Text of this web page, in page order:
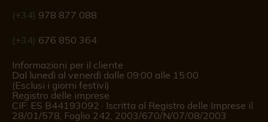
(+34) 978 877 088
(+34) 676 850 364
Informazioni per il cliente
Dal lunedì al venerdì dalle 09:00 alle 15:00
(Esclusi i giorni festivi)
Registro delle imprese
CIF: ES B44193092 · Iscritta al Registro delle Imprese il
28/01/578, Foglio 242, 2003/670/N/07/08/2003